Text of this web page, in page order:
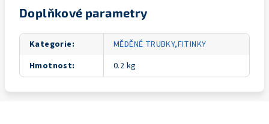
Doplňkové parametry
Kategorie:
MĚDĚNÉ TRUBKY,FITINKY
Hmotnost: 0.2 kg